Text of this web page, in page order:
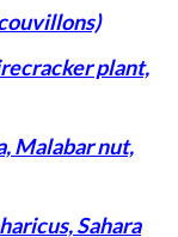
plant,
Malabar nut,
Sahara